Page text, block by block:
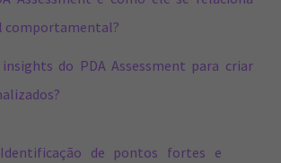
comportamental?
do PDA Assessment para criar
Identificação de pontos fortes e